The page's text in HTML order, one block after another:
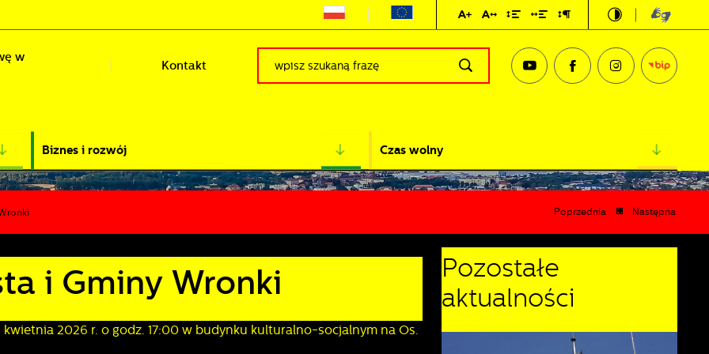
w
Kontakt
Biznes i rozwój Czas wolny
Poprzednia Następna
i Gminy Wronki
2026 r. o godz. 17:00 w budynku kulturalno-socjalnym na Os.
Pozostałe
aktualności